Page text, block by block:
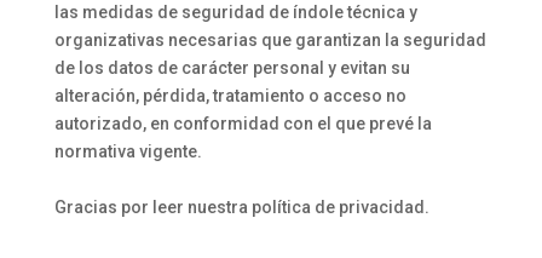
las medidas de seguridad de índole técnica y
organizativas necesarias que garantizan la seguridad
de los datos de carácter personal y evitan su
alteración, pérdida, tratamiento o acceso no
autorizado, en conformidad con el que prevé la
normativa vigente.
Gracias por leer nuestra política de privacidad.